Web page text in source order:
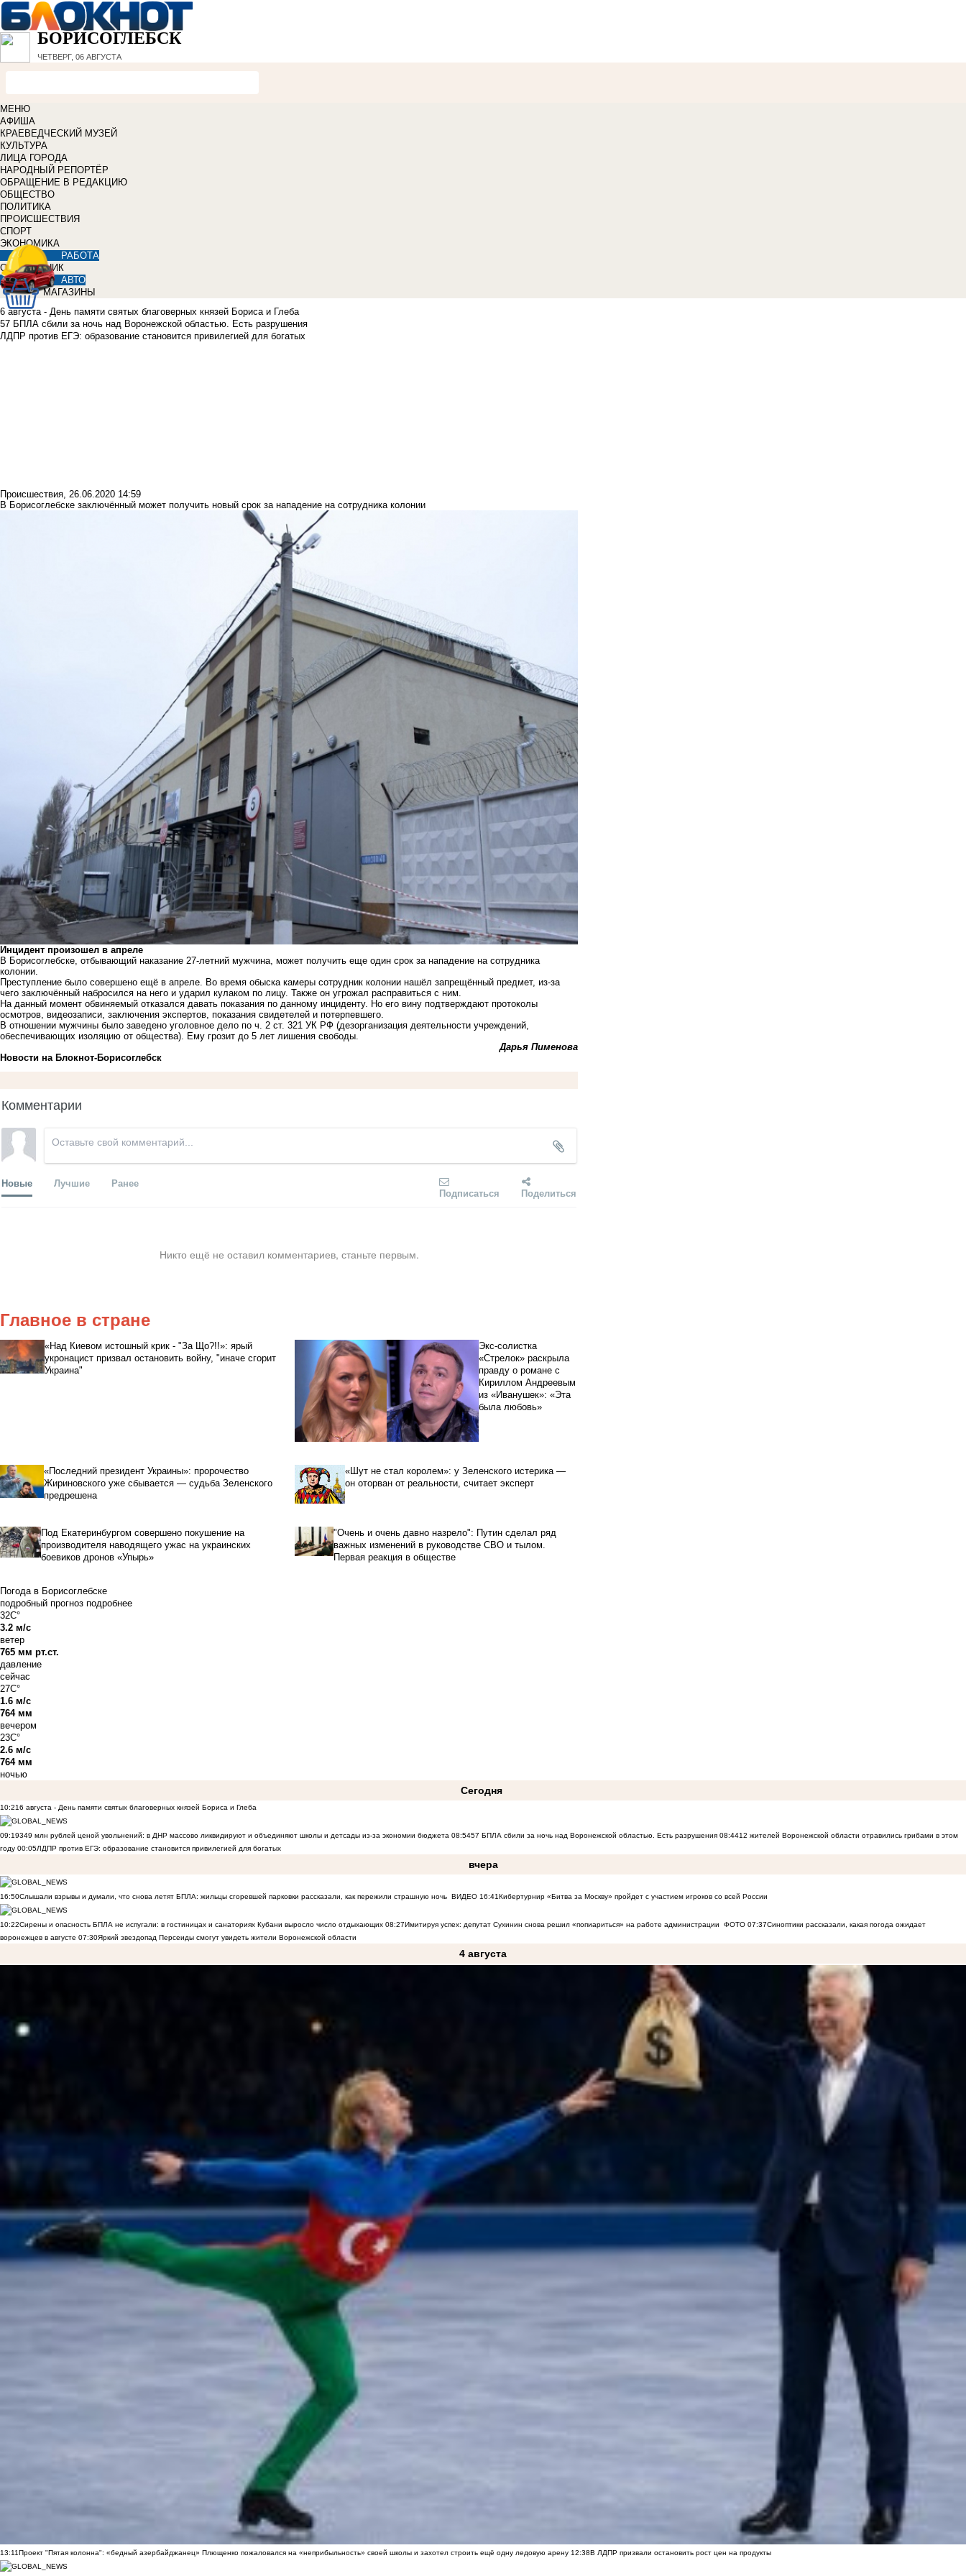
БОРИСОГЛЕБСК
ЧЕТВЕРГ, 06 АВГУСТА
МЕНЮ
АФИША
КРАЕВЕДЧЕСКИЙ МУЗЕЙ
КУЛЬТУРА
ЛИЦА ГОРОДА
НАРОДНЫЙ РЕПОРТЁР
ОБРАЩЕНИЕ В РЕДАКЦИЮ
ОБЩЕСТВО
ПОЛИТИКА
ПРОИСШЕСТВИЯ
СПОРТ
ЭКОНОМИКА
РАБОТА
СПРАВОЧНИК
АВТО
МАГАЗИНЫ
6 августа - День памяти святых благоверных князей Бориса и Глеба
57 БПЛА сбили за ночь над Воронежской областью. Есть разрушения
ЛДПР против ЕГЭ: образование становится привилегией для богатых
Происшествия, 26.06.2020 14:59
В Борисоглебске заключённый может получить новый срок за нападение на сотрудника колонии
Инцидент произошел в апреле
В Борисоглебске, отбывающий наказание 27-летний мужчина, может получить еще один срок за нападение на сотрудника
колонии.
Преступление было совершено ещё в апреле. Во время обыска камеры сотрудник колонии нашёл запрещённый предмет, из-за
чего заключённый набросился на него и ударил кулаком по лицу. Также он угрожал расправиться с ним.
На данный момент обвиняемый отказался давать показания по данному инциденту. Но его вину подтверждают протоколы
осмотров, видеозаписи, заключения экспертов, показания свидетелей и потерпевшего.
В отношении мужчины было заведено уголовное дело по ч. 2 ст. 321 УК РФ (дезорганизация деятельности учреждений,
обеспечивающих изоляцию от общества). Ему грозит до 5 лет лишения свободы.
Дарья Пименова
Новости на Блoкнoт-Борисоглебск
Комментарии
Новые Лучшие Ранее
Подписаться Поделиться
Никто ещё не оставил комментариев, станьте первым.
Главное в стране
«Над Киевом истошный крик - "За Що?!!»: ярый
укронацист призвал остановить войну, "иначе сгорит
Украина"
Экс-солистка
«Стрелок» раскрыла
правду о романе с
Кириллом Андреевым
из «Иванушек»: «Эта
была любовь»
«Последний президент Украины»: пророчество
Жириновского уже сбывается — судьба Зеленского
предрешена
«Шут не стал королем»: у Зеленского истерика —
он оторван от реальности, считает эксперт
Под Екатеринбургом совершено покушение на
производителя наводящего ужас на украинских
боевиков дронов «Упырь»
"Очень и очень давно назрело": Путин сделал ряд
важных изменений в руководстве СВО и тылом.
Первая реакция в обществе
Погода в Борисоглебске
подробный прогноз подробнее
32C°
3.2 м/с
ветер
765 мм рт.ст.
давление
сейчас
27C°
1.6 м/с
764 мм
вечером
23C°
2.6 м/с
764 мм
ночью
Сегодня
10:216 августа - День памяти святых благоверных князей Бориса и Глеба
09:19349 млн рублей ценой увольнений: в ДНР массово ликвидируют и объединяют школы и детсады из-за экономии бюджета 08:5457 БПЛА сбили за ночь над Воронежской областью. Есть разрушения 08:4412 жителей Воронежской области отравились грибами в этом
году 00:05ЛДПР против ЕГЭ: образование становится привилегией для богатых
вчера
16:50Слышали взрывы и думали, что снова летят БПЛА: жильцы сгоревшей парковки рассказали, как пережили страшную ночь ВИДЕО 16:41Кибертурнир «Битва за Москву» пройдет с участием игроков со всей России
10:22Сирены и опасность БПЛА не испугали: в гостиницах и санаториях Кубани выросло число отдыхающих 08:27Имитируя успех: депутат Сухинин снова решил «попиариться» на работе администрации ФОТО 07:37Синоптики рассказали, какая погода ожидает
воронежцев в августе 07:30Яркий звездопад Персеиды смогут увидеть жители Воронежской области
4 августа
13:11Проект "Пятая колонна": «бедный азербайджанец» Плющенко пожаловался на «неприбыльность» своей школы и захотел строить ещё одну ледовую арену 12:38В ЛДПР призвали остановить рост цен на продукты